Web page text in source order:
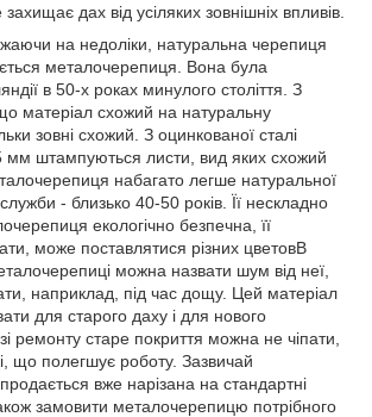
дах від усіляких зовнішніх впливів.
на недоліки, натуральна черепиця
металочерепиця. Вона була
в 50-х роках минулого століття. З
матеріал схожий на натуральну
зовні схожий. З оцинкованої сталі
штампуються листи, вид яких схожий
набагато легше натуральної
- близько 40-50 років. Її нескладно
екологічно безпечна, її
може поставлятися різних цветовВ
можна назвати шум від неї,
наприклад, під час дощу. Цей матеріал
для старого даху і для нового
ремонту старе покриття можна не чіпати,
що полегшує роботу. Зазвичай
вже нарізана на стандартні
замовити металочерепицю потрібного